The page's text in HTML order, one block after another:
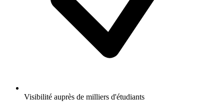
Visibilité auprès de milliers d'étudiants